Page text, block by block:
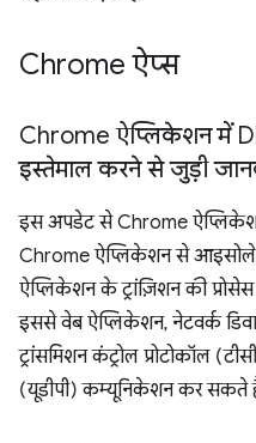
Chrome ऐप्स
Chrome ऐप्लिकेशन में
इस्तेमाल करने से जुड़ी
इस अपडेट से Chrome
Chrome ऐप्लिकेशन से
ऐप्लिकेशन के ट्रांज़िशन की
इससे वेब ऐप्लिकेशन, नेटवर्क
ट्रांसमिशन कंट्रोल प्रोटोकॉल
(यूडीपी) कम्यूनिकेशन कर सकते